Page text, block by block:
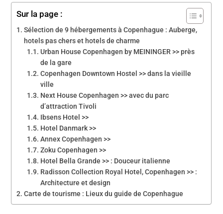
Sur la page :
Sélection de 9 hébergements à Copenhague : Auberge,
hotels pas chers et hotels de charme
Urban House Copenhagen by MEININGER >> près
de la gare
Copenhagen Downtown Hostel >> dans la vieille
ville
Next House Copenhagen >> avec du parc
d’attraction Tivoli
Ibsens Hotel >>
Hotel Danmark >>
Annex Copenhagen >>
Zoku Copenhagen >>
Hotel Bella Grande >> : Douceur italienne
Radisson Collection Royal Hotel, Copenhagen >> :
Architecture et design
Carte de tourisme : Lieux du guide de Copenhague